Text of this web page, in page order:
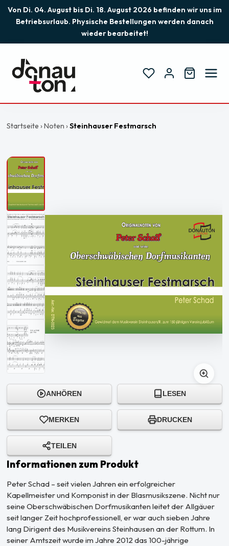
Von Di. 04. August bis Di. 18. August 2026 befinden wir uns im
Betriebsurlaub. Physische Bestellungen werden danach
wieder bearbeitet!
Startseite ›Noten ›Steinhauser Festmarsch
ANHÖREN LESEN
MERKEN DRUCKEN
TEILEN
Informationen zum Produkt
Peter Schad – seit vielen Jahren ein erfolgreicher
Kapellmeister und Komponist in der Blasmusikszene. Nicht nur
seine Oberschwäbischen Dorfmusikanten leitet der Allgäuer
seit langer Zeit hochprofessionell, er war auch sieben Jahre
lang Dirigent des Musikvereins Steinhausen an der Rottum. In
seiner Amtszeit wurde im Jahre 2012 das 100-jährige